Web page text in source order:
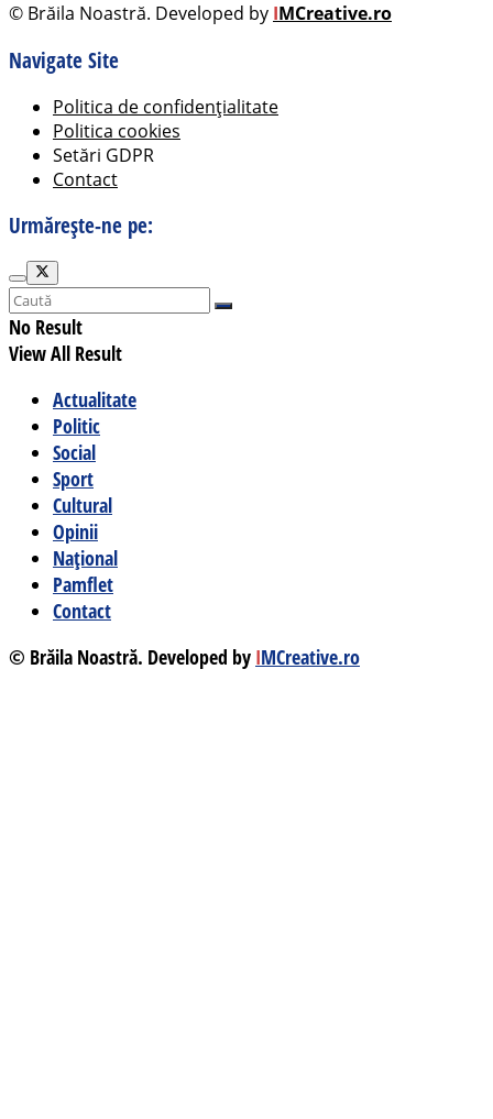
© Brăila Noastră. Developed by IMCreative.ro
Navigate Site
Politica de confidențialitate
Politica cookies
Setări GDPR
Contact
Urmărește-ne pe:
No Result
View All Result
Actualitate
Politic
Social
Sport
Cultural
Opinii
Național
Pamflet
Contact
© Brăila Noastră. Developed by IMCreative.ro